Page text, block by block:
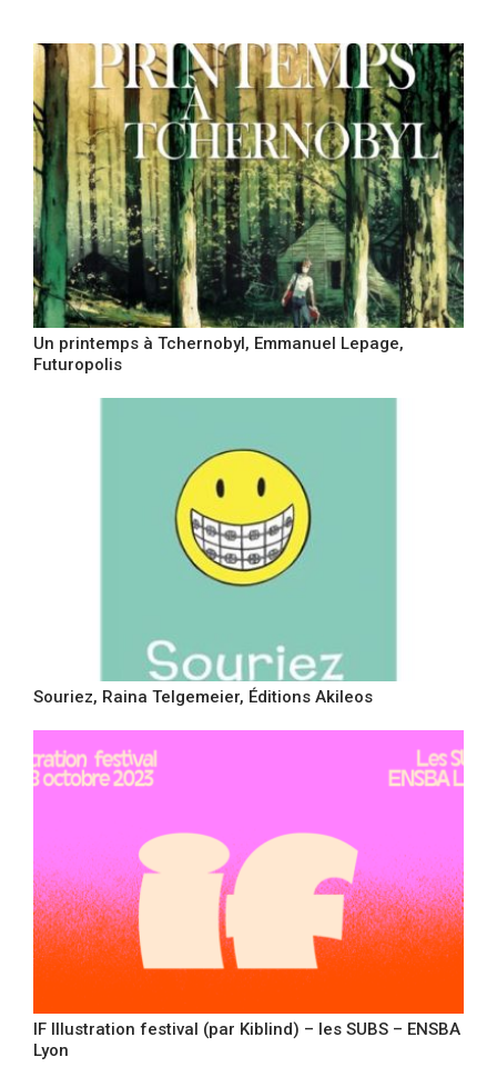
Un printemps à Tchernobyl, Emmanuel Lepage,
Futuropolis
Souriez, Raina Telgemeier, Éditions Akileos
IF Illustration festival (par Kiblind) – les SUBS – ENSBA
Lyon